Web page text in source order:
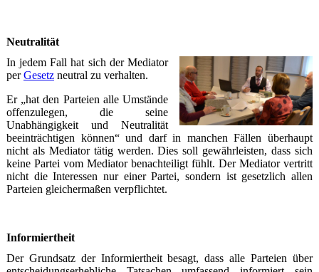
Neutralität
In jedem Fall hat sich der Mediator
perGesetzneutral zu verhalten.
Er „hat den Parteien alle Umstände
offenzulegen, die seine
Unabhängigkeit und Neutralität
beeinträchtigen können“ und darf in manchen Fällen überhaupt
nicht als Mediator tätig werden. Dies soll gewährleisten, dass sich
keine Partei vom Mediator benachteiligt fühlt. Der Mediator vertritt
nicht die Interessen nur einer Partei, sondern ist gesetzlich allen
Parteien gleichermaßen verpflichtet.
Informiertheit
Der Grundsatz der Informiertheit besagt, dass alle Parteien über